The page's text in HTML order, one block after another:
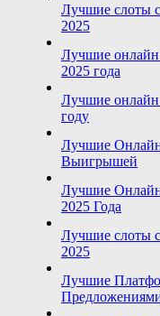
Лучшие слоты
2025
Лучшие
2025 года
Лучшие
году
Лучшие
Выигрышей
Лучшие
2025 Года
Лучшие слоты
2025
Лучшие